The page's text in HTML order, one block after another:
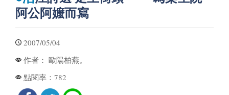
阿公阿嬤而寫
2007/05/04
作者： 歐陽柏燕。
點閱率： 782